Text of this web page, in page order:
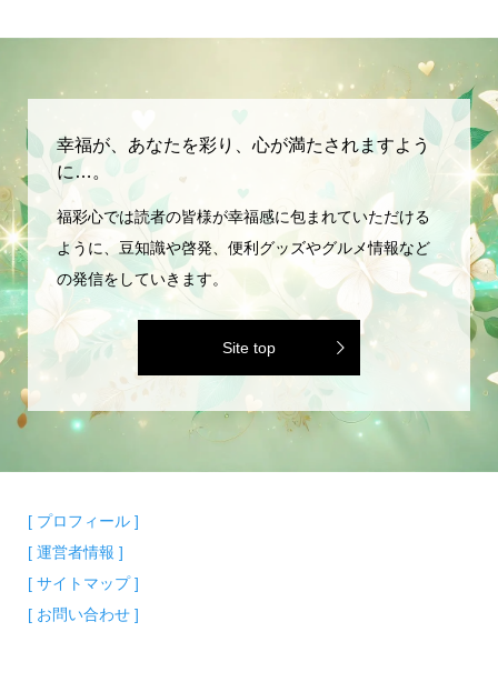
幸福が、あなたを彩り、心が満たされますよう
に…。
福彩心では読者の皆様が幸福感に包まれていただける
ように、豆知識や啓発、便利グッズやグルメ情報など
の発信をしていきます。
Site top
[ プロフィール ]
[ 運営者情報 ]
[ サイトマップ ]
[ お問い合わせ ]